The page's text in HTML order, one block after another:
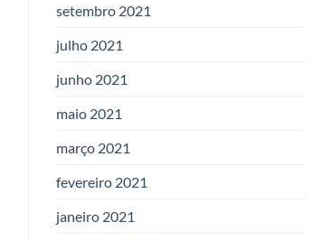
setembro 2021
julho 2021
junho 2021
maio 2021
março 2021
fevereiro 2021
janeiro 2021